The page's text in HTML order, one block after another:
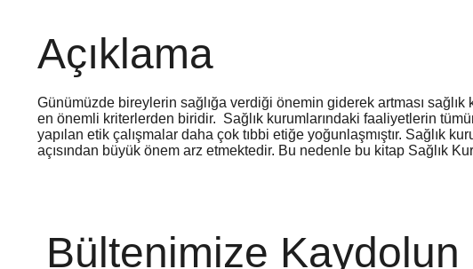
Açıklama
Günümüzde bireylerin sağlığa verdiği önemin giderek artması
en önemli kriterlerden biridir. Sağlık kurumlarındaki faaliyetlerin
yapılan etik çalışmalar daha çok tıbbi etiğe yoğunlaşmıştır. Sağlık
açısından büyük önem arz etmektedir. Bu nedenle bu kitap Sağlık
Bültenimize Kaydolun